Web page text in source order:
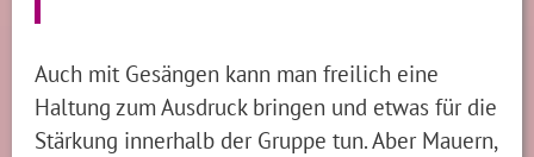
Auch mit Gesängen kann man freilich eine
Haltung zum Ausdruck bringen und etwas für die
Stärkung innerhalb der Gruppe tun. Aber Mauern,